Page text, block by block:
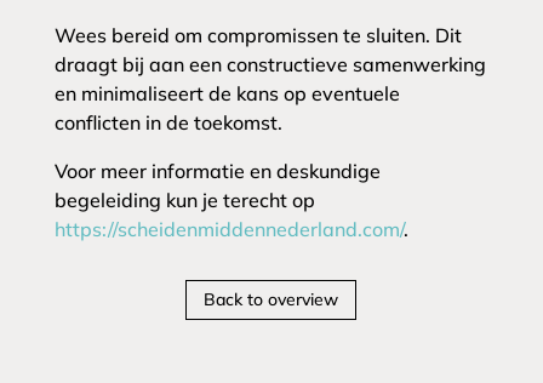
Wees bereid om compromissen te sluiten. Dit
draagt bij aan een constructieve samenwerking
en minimaliseert de kans op eventuele
conflicten in de toekomst.
Voor meer informatie en deskundige
begeleiding kun je terecht op
https://scheidenmiddennederland.com/.
Back to overview